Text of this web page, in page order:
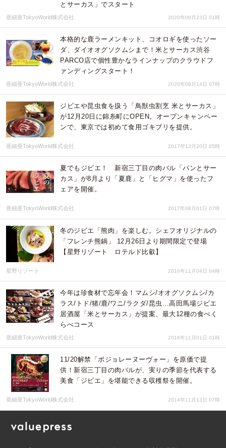
とサーカス」でスタート
亜細亜TokyoWorld株式会社 2020年09月23日 01時
本格的な鹿ラーメンキット、コオロギを使ったソー
ダ、ダイオオグソクムシまで！米とサーカス渋谷
PARCO店で個性豊かなラインナップのクラウドフ
ァンディングスタート！
亜細亜TokyoWorld株式会社 2020年08月14日 07時
ジビエや昆虫食を扱う「鳥獣虫割烹 米とサーカス」
が12月20日に錦糸町にOPEN。オープンキャンペー
ンで、東京では初めて食用ゴキブリを提供。
亜細亜TokyoWorld株式会社 2017年12月20日 05時
夏でもジビエ！ 新宿三丁目の肉バル「パンとサー
カス」が8月より「夏鹿」と「ヒグマ」を使ったフ
ェアを開催。
亜細亜TokyoWorld株式会社 2017年08月01日 07時
冬のジビエ「熊肉」を楽しむ。シェフオリジナルの
「フレンチ熊鍋」 12月26日より期間限定で登場
【星野リゾート ロテルド比叡】
星野リゾート 2016年11月04日 04時
今年は珍食材で忘年会！マムシ/オオグソクムシ/カ
ラス/トド/猪/鹿/ワニ/ラクダ/昆虫…高田馬場ジビエ
居酒屋「米とサーカス」が提案、最大12種の食べく
らべコース
亜細亜TokyoWorld株式会社 2016年11月01日 01時
11/20解禁「ボジョレーヌーヴォー」を原価で提
供！新宿三丁目の肉バルが、実りの季節を代表する
美食「ジビエ」を堪能できる収穫祭を開催。
亜細亜TokyoWorld株式会社 2014年11月13日 07時